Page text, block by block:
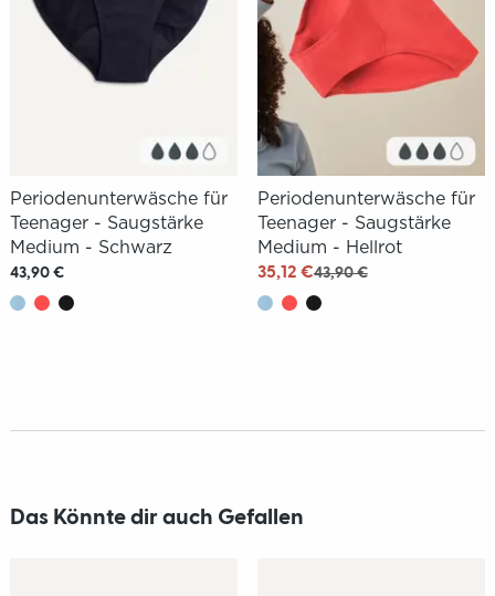
Periodenunterwäsche für
Teenager - Saugstärke
Medium - Schwarz
43,90 €
Periodenunterwäsche für
Teenager - Saugstärke
Medium - Hellrot
35,12 €43,90 €
Das Könnte dir auch Gefallen